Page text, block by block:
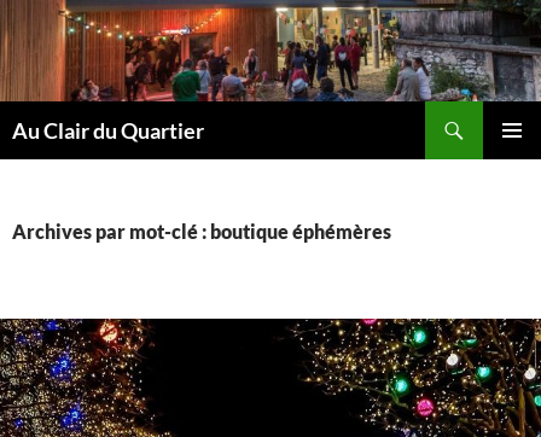
au
contenu
Au Clair du Quartier
Archives par mot-clé : boutique éphémères